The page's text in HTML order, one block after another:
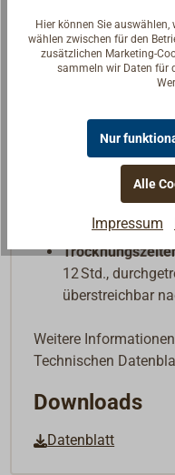
entfernen;
da auf ihm
Folgeanstrich:
Ergiebigkeit:ca.
Saugfähigkeit
Verdünnung:
Spritze
12 Std.,
überstreichbar
Weitere
Technischen
Downloads
Datenblatt
Hier können Sie
wählen zwischen für den
zusätzlichen Marketing-
sammeln wir Daten für
Nur
Alle
Impressum